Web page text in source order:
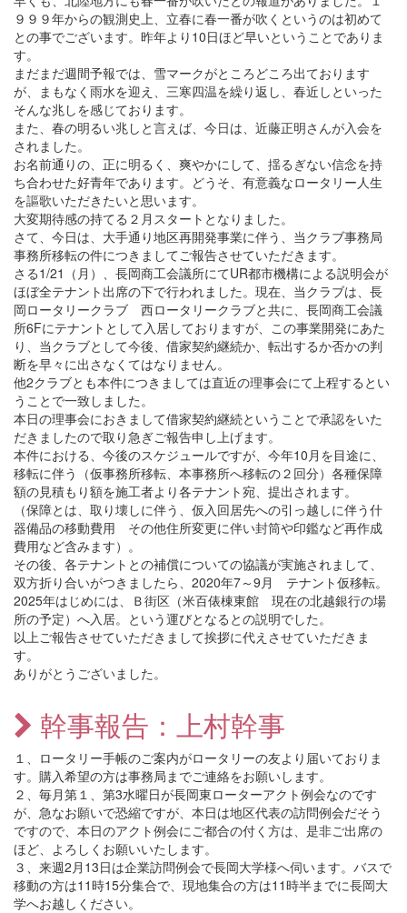
９９９年からの観測史上、立春に春一番が吹くというのは初めて
との事でございます。昨年より10日ほど早いということでありま
す。
まだまだ週間予報では、雪マークがところどころ出ております
が、まもなく雨水を迎え、三寒四温を繰り返し、春近しといった
そんな兆しを感じております。
また、春の明るい兆しと言えば、今日は、近藤正明さんが入会を
されました。
お名前通りの、正に明るく、爽やかにして、揺るぎない信念を持
ち合わせた好青年であります。どうそ、有意義なロータリー人生
を謳歌いただきたいと思います。
大変期待感の持てる２月スタートとなりました。
さて、今日は、大手通り地区再開発事業に伴う、当クラブ事務局
事務所移転の件につきましてご報告させていただきます。
さる1/21（月）、長岡商工会議所にてUR都市機構による説明会が
ほぼ全テナント出席の下で行われました。現在、当クラブは、長
岡ロータリークラブ 西ロータリークラブと共に、長岡商工会議
所6Fにテナントとして入居しておりますが、この事業開発にあた
り、当クラブとして今後、借家契約継続か、転出するか否かの判
断を早々に出さなくてはなりません。
他2クラブとも本件につきましては直近の理事会にて上程するとい
うことで一致しました。
本日の理事会におきまして借家契約継続ということで承認をいた
だきましたので取り急ぎご報告申し上げます。
本件における、今後のスケジュールですが、今年10月を目途に、
移転に伴う（仮事務所移転、本事務所へ移転の２回分）各種保障
額の見積もり額を施工者より各テナント宛、提出されます。
（保障とは、取り壊しに伴う、仮入回居先への引っ越しに伴う什
器備品の移動費用 その他住所変更に伴い封筒や印鑑など再作成
費用など含みます）。
その後、各テナントとの補償についての協議が実施されまして、
双方折り合いがつきましたら、2020年7～9月 テナント仮移転。
2025年はじめには、Ｂ街区（米百俵棟東館 現在の北越銀行の場
所の予定）へ入居。という運びとなるとの説明でした。
以上ご報告させていただきまして挨拶に代えさせていただきま
す。
ありがとうございました。
幹事報告：上村幹事
１、ロータリー手帳のご案内がロータリーの友より届いておりま
す。購入希望の方は事務局までご連絡をお願いします。
２、毎月第１、第3水曜日が長岡東ローターアクト例会なのです
が、急なお願いで恐縮ですが、本日は地区代表の訪問例会だそう
ですので、本日のアクト例会にご都合の付く方は、是非ご出席の
ほど、よろしくお願いいたします。
３、来週2月13日は企業訪問例会で長岡大学様へ伺います。バスで
移動の方は11時15分集合で、現地集合の方は11時半までに長岡大
学へお越しください。